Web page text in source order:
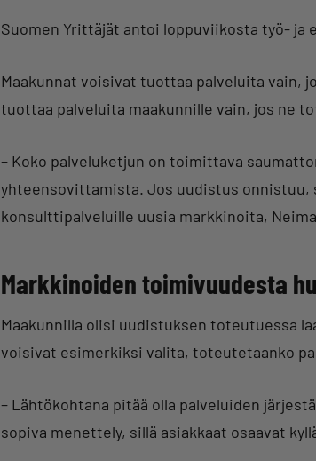
Suomen Yrittäjät antoi loppuviikosta työ- ja
Maakunnat voisivat tuottaa palveluita vain,
tuottaa palveluita maakunnille vain, jos ne
– Koko palveluketjun on toimittava
yhteensovittamista. Jos uudistus onnistuu,
konsulttipalveluille uusia markkinoita,
Markkinoiden toimivuudesta
Maakunnilla olisi uudistuksen toteutuessa
voisivat esimerkiksi valita, toteutetaanko
– Lähtökohtana pitää olla palveluiden
sopiva menettely, sillä asiakkaat osaavat